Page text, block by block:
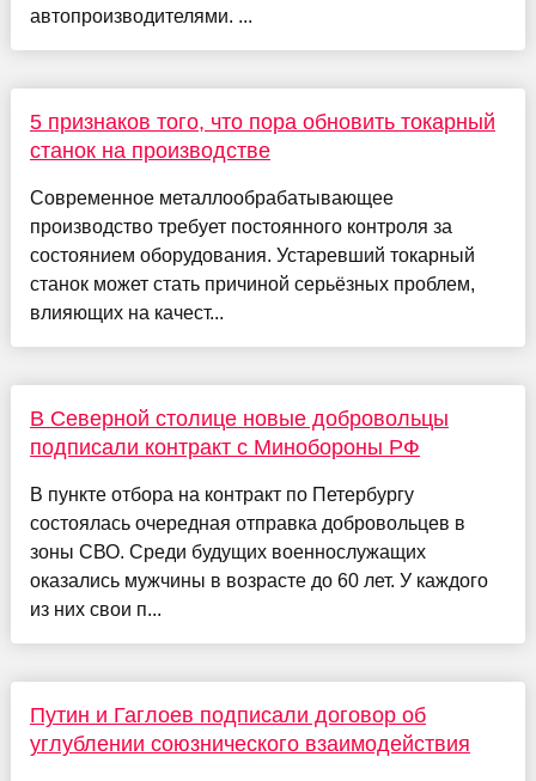
автопроизводителями. ...
5 признаков того, что пора обновить токарный
станок на производстве
Современное металлообрабатывающее
производство требует постоянного контроля за
состоянием оборудования. Устаревший токарный
станок может стать причиной серьёзных проблем,
влияющих на качест...
В Северной столице новые добровольцы
подписали контракт с Минобороны РФ
В пункте отбора на контракт по Петербургу
состоялась очередная отправка добровольцев в
зоны СВО. Среди будущих военнослужащих
оказались мужчины в возрасте до 60 лет. У каждого
из них свои п...
Путин и Гаглоев подписали договор об
углублении союзнического взаимодействия